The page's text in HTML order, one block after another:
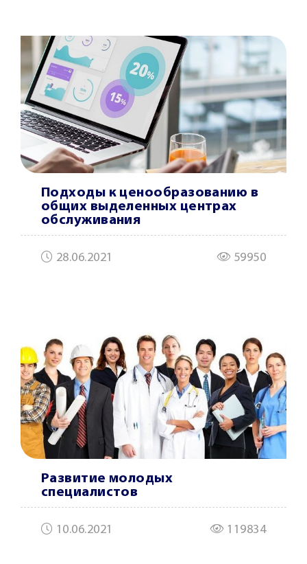
Подходы к ценообразованию в
общих выделенных центрах
обслуживания
28.06.2021 59950
Развитие молодых
специалистов
10.06.2021 119834